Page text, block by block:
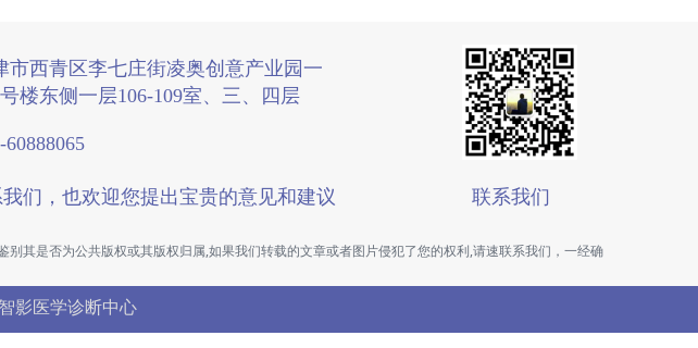
其是否为公共版权或其版权归属,如果我们转载的文章或者图片侵犯了您的权利,请速联系我们，一经确
市西青区李七庄街凌奥创意产业园一
楼东侧一层106-109室、三、四层
60888065
系我们，也欢迎您提出宝贵的意见和建议 联系我们
影医学诊断中心